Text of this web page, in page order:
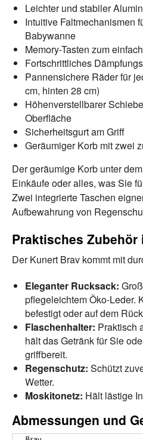
Leichter und stabiler
Intuitive Faltmechanismen
Babywanne
Memory-Tasten zum
Fortschrittliches
Pannensichere Räder für
cm, hinten 28 cm)
Höhenverstellbarer
Oberfläche
Sicherheitsgurt am Griff
Geräumiger Korb mit zwei
Der geräumige Korb unter
Einkäufe oder alles, was Sie
Zwei integrierte Taschen
Aufbewahrung von
Praktisches
Der Kunert Brav kommt mit
Eleganter Rucksack:
pflegeleichtem Öko-Leder.
befestigt oder auf dem
Flaschenhalter: Praktisch
hält das Getränk für Sie
griffbereit.
Regenschutz: Schützt
Wetter.
Moskitonetz: Hält lästige
Abmessungen und